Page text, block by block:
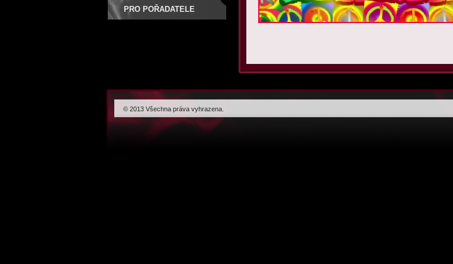
PRO POŘADATELE
© 2013 Všechna práva vyhrazena.